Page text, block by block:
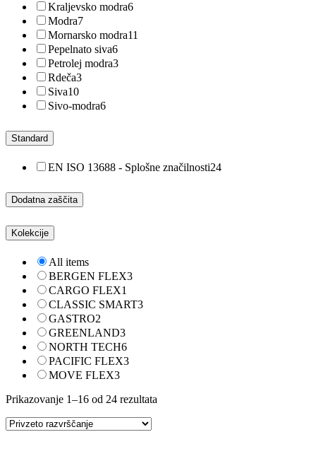
Kraljevsko modra6
Modra7
Mornarsko modra11
Pepelnato siva6
Petrolej modra3
Rdeča3
Siva10
Sivo-modra6
Standard
EN ISO 13688 - Splošne značilnosti24
Dodatna zaščita
Kolekcije
All items
BERGEN FLEX3
CARGO FLEX1
CLASSIC SMART3
GASTRO2
GREENLAND3
NORTH TECH6
PACIFIC FLEX3
MOVE FLEX3
Prikazovanje 1–16 od 24 rezultata